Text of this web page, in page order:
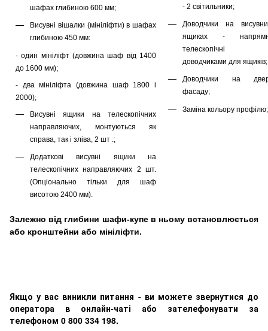
шафах глибиною 600 мм;
Висувні вішалки (мініліфти) в шафах
глибиною 450 мм:
- один мініліфт (довжина шаф від 1400
до 1600 мм);
- два мініліфта (довжина шаф 1800 і
2000);
Висувні ящики на телескопічних
направляючих, монтуються як
справа, так і зліва, 2 шт .;
Додаткові висувні ящики на
телескопічних направляючих 2 шт.
(Опціонально тільки для шаф
висотою 2400 мм).
- 2 світильники;
Доводчики на
ящиках -
телескопічні
доводчиками для ящиків;
Доводчики на
фасаду;
Заміна кольору профілю;
Залежно від глибини шафи-купе в ньому встановлюється
або кронштейни або мініліфти.
Якщо у вас виникли питання - ви можете звернутися до
оператора в онлайн-чаті або зателефонувати за
телефоном 0 800 334 198.